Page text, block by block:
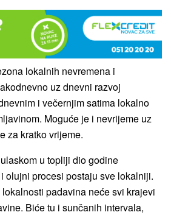
lokalnih nevremena i
uz dnevni razvoj
i večernjim satima lokalno
Moguće je i nevrijeme uz
za kratko vrijeme.
u topliji dio godine
olujni procesi postaju sve lokalniji.
padavina neće svi krajevi
Biće tu i sunčanih intervala,